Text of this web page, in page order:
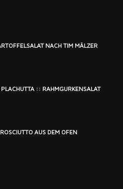
NACH TIM MÄLZER
PLACHUTTA :: RAHMGURKENSALAT
AUS DEM OFEN